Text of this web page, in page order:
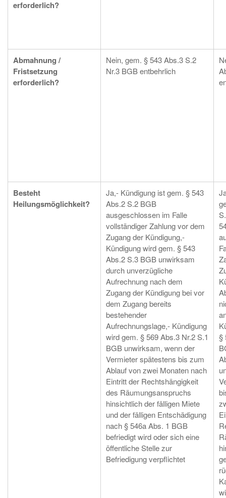
erforderlich?
Abmahnung /
Fristsetzung
erforderlich?
Nein, gem. § 543 Abs.3 S.2
Nr.3 BGB entbehrlich
Besteht
Heilungsmöglichkeit?
Ja,- Kündigung ist gem. § 543
Abs.2 S.2 BGB
ausgeschlossen im Falle
vollständiger Zahlung vor dem
Zugang der Kündigung,-
Kündigung wird gem. § 543
Abs.2 S.3 BGB unwirksam
durch unverzügliche
Aufrechnung nach dem
Zugang der Kündigung bei vor
dem Zugang bereits
bestehender
Aufrechnungslage,- Kündigung
wird gem. § 569 Abs.3 Nr.2 S.1
BGB unwirksam, wenn der
Vermieter spätestens bis zum
Ablauf von zwei Monaten nach
Eintritt der Rechtshängigkeit
des Räumungsanspruchs
hinsichtlich der fälligen Miete
und der fälligen Entschädigung
nach § 546a Abs. 1 BGB
befriedigt wird oder sich eine
öffentliche Stelle zur
Befriedigung verpflichtet
§